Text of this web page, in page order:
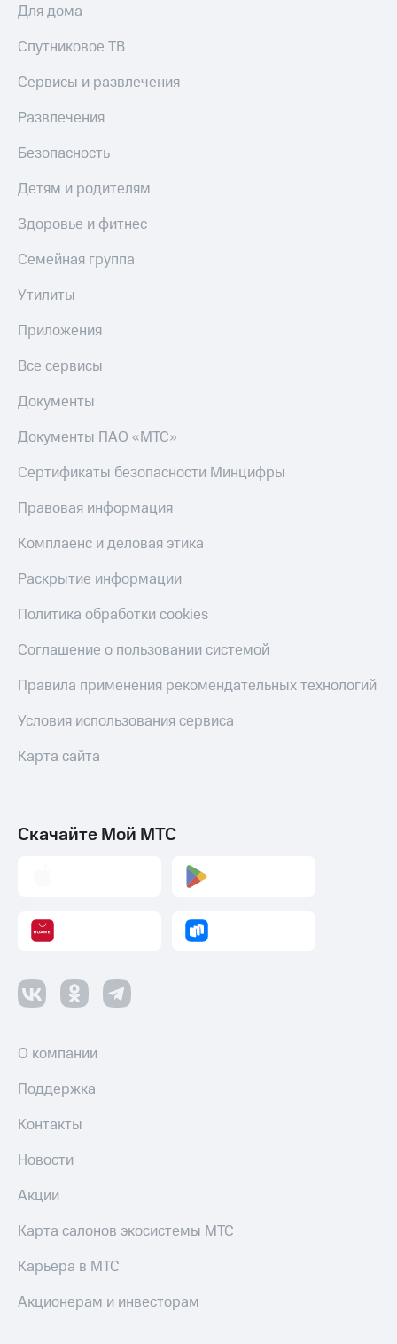
Для дома
Спутниковое ТВ
Сервисы и развлечения
Развлечения
Безопасность
Детям и родителям
Здоровье и фитнес
Семейная группа
Утилиты
Приложения
Все сервисы
Документы
Документы ПАО «МТС»
Сертификаты безопасности Минцифры
Правовая информация
Комплаенс и деловая этика
Раскрытие информации
Политика обработки cookies
Соглашение о пользовании системой
Правила применения рекомендательных технологий
Условия использования сервиса
Карта сайта
Скачайте Мой МТС
О компании
Поддержка
Контакты
Новости
Акции
Карта салонов экосистемы МТС
Карьера в МТС
Акционерам и инвесторам